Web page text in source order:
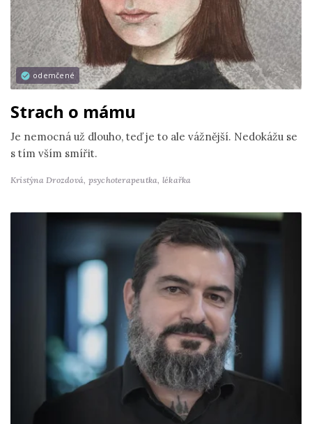
odemčené
Strach o mámu
Je nemocná už dlouho, teď je to ale vážnější. Nedokážu se
s tím vším smířit.
Kristýna Drozdová, psychoterapeutka, lékařka